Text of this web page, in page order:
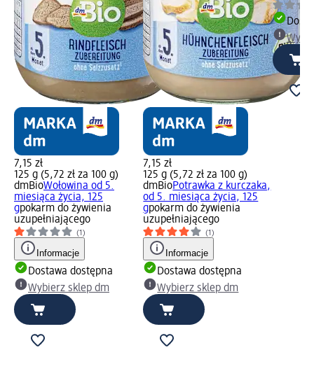
7,15 zł
125 g (5,72 zł za 100 g)
dmBioWołowina od 5.
miesiąca życia, 125
gpokarm do żywienia
uzupełniającego
(1)
Informacje
Dostawa dostępna
Wybierz sklep dm
7,15 zł
125 g (5,72 zł za 100 g)
dmBioPotrawka z kurczaka,
od 5. miesiąca życia, 125
gpokarm do żywienia
uzupełniającego
(1)
Informacje
Dostawa dostępna
Wybierz sklep dm